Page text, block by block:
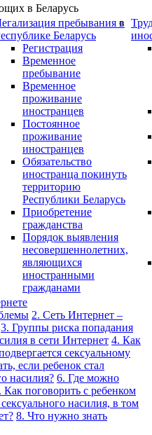
в Беларусь
пребывания в
Беларусь
Регистрация
Временное
пребывание
Временное
проживание
иностранцев
Постоянное
проживание
иностранцев
Обязательство
иностранца покинуть
территорию
Республики Беларусь
Приобретение
гражданства
Порядок выявления
несовершеннолетних,
являющихся
иностранными
гражданами
2. Сеть Интернет –
3. Группы риска попадания
в сети Интернет 4. Как
сексуальному
если ребенок стал
насилия? 6. Где можно
Как поговорить с ребенком
насилия, в том
8. Что нужно знать